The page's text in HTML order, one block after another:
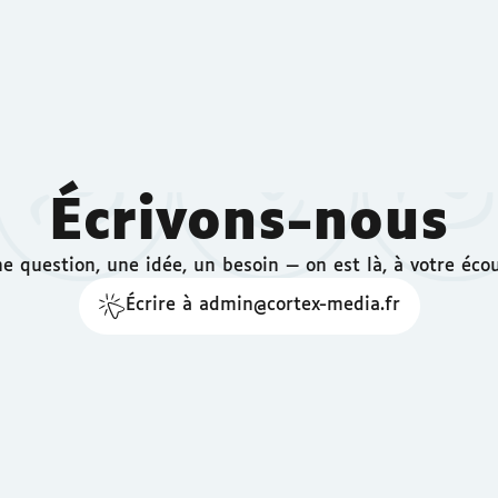
Écrivons-nous
question, une idée, un besoin — on est là, à votre
Écrire à admin@cortex-media.fr